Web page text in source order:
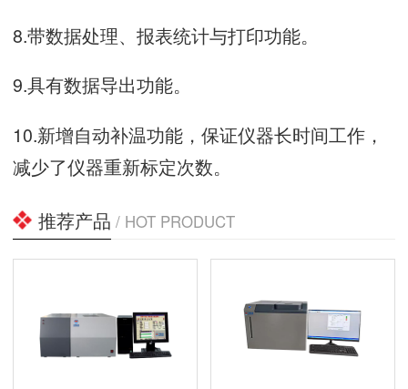
8.带数据处理、报表统计与打印功能。
9.具有数据导出功能。
10.新增自动补温功能，保证仪器长时间工作，
减少了仪器重新标定次数。
推荐产品 / HOT PRODUCT